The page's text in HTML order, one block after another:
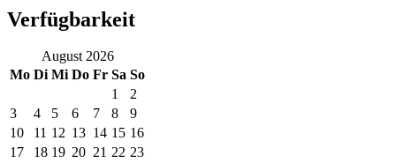
Verfügbarkeit
August 2026
Mo Di Mi Do Fr Sa So
1
2
3
4 5 6 7 8
9
10
11 12 13 14 15 16
17
18 19 20 21 22 23